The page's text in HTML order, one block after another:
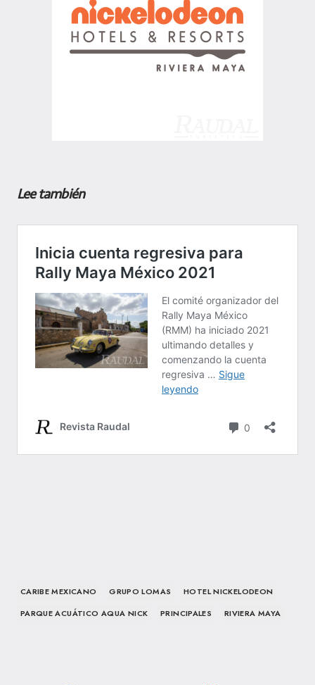
Lee también
CARIBE MEXICANO GRUPO LOMAS
HOTEL NICKELODEON
PARQUE ACUÁTICO AQUA NICK
PRINCIPALES RIVIERA MAYA